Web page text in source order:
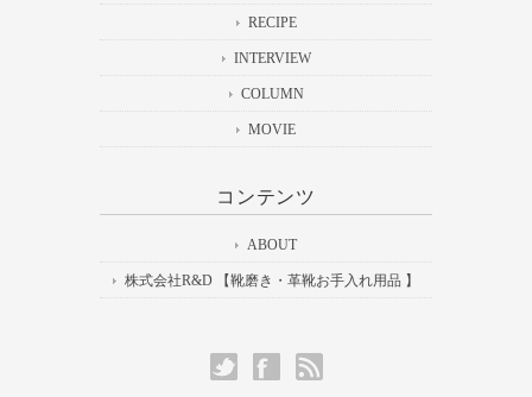
RECIPE
INTERVIEW
COLUMN
MOVIE
コンテンツ
ABOUT
株式会社R&D 【靴磨き・革靴お手入れ用品 】